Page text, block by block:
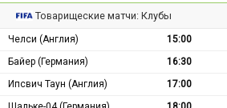
Товарищеские матчи: Клубы
Челси (Англия) 15:00
Байер (Германия)
16:30
Ипсвич Таун (Англия)
17:00